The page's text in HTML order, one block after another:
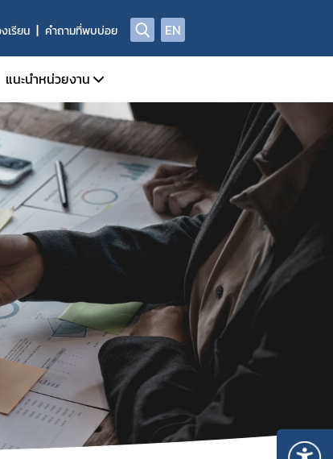
เรียน คำถามที่พบบ่อย EN
แนะนำหน่วยงาน
เกี่ยวกับเรา
วิสัยทัศน์และพันธกิจ
บทบาทหน้าที่และภารกิจ
การดำเนินงานองค์กรคุณธรรมต้นแบบ
แผนยุทธศาสตร์ด้านต่างประเทศ
บุคลากร